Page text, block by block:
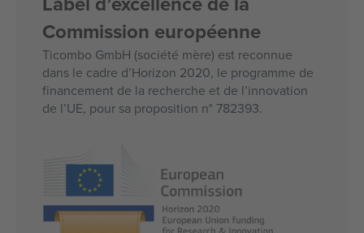
Commission européenne
Ticombo GmbH (société mère) est reconnue
dans le cadre d’Horizon 2020, le programme de
financement de la recherche et de l’innovation
de l’UE, pour sa proposition n° 782393.